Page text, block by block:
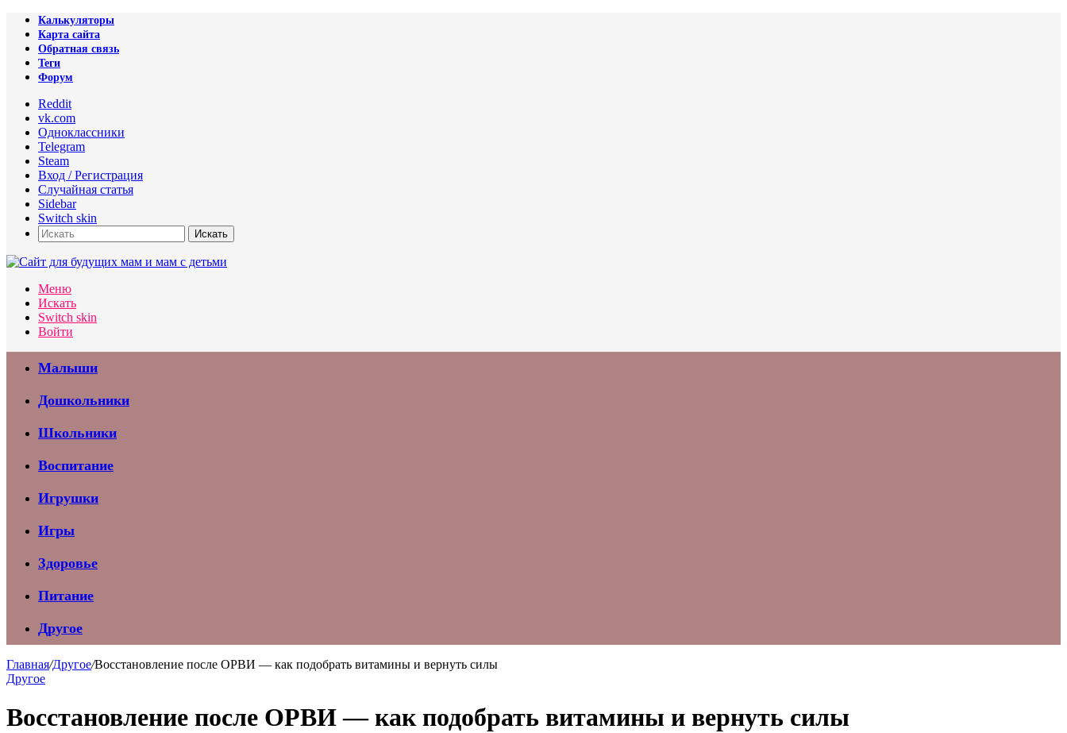
Калькуляторы
Карта сайта
Обратная связь
Теги
Форум
Reddit
vk.com
Одноклассники
Telegram
Steam
Вход / Регистрация
Случайная статья
Sidebar
Switch skin
Искать
Меню
Искать
Switch skin
Войти
Малыши
Дошкольники
Школьники
Воспитание
Игрушки
Игры
Здоровье
Питание
Другое
Главная/Другое/Восстановление после ОРВИ — как подобрать витамины и вернуть силы
Другое
Восстановление после ОРВИ — как подобрать витамины и вернуть силы